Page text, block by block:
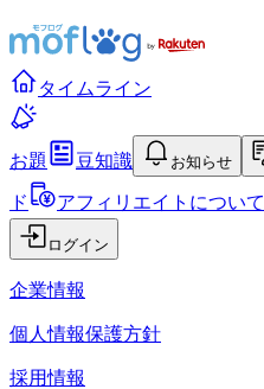
タイムライン
お題 豆知識 お知らせ
ド アフィリエイトについて
ログイン
企業情報
個人情報保護方針
採用情報